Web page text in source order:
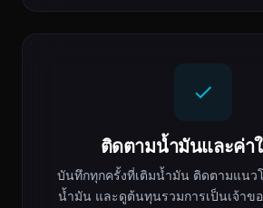
ติดตามน้ำมันและค่า
บันทึกทุกครั้งที่เติมน้ำมัน ติดตามแนว
น้ำมัน และดูต้นทุนรวมการเป็นเจ้าข